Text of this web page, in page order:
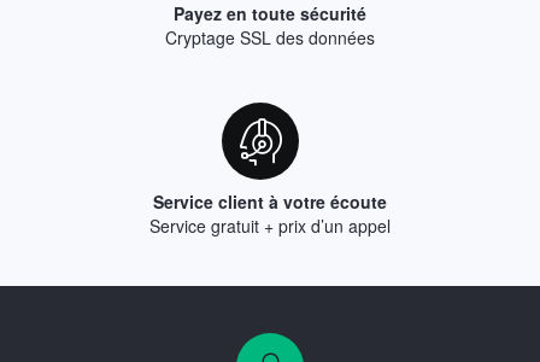
Payez en toute sécurité
Cryptage SSL des données
Service client à votre écoute
Service gratuit + prix d’un appel